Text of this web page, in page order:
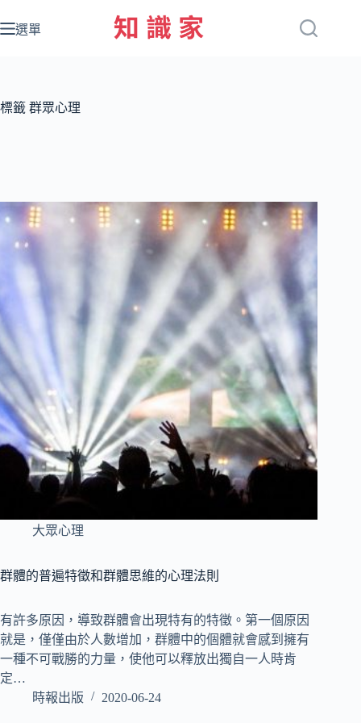
至
容
選單
標籤 群眾心理
大眾心理
群體的普遍特徵和群體思維的心理法則
有許多原因，導致群體會出現特有的特徵。第一個原因
就是，僅僅由於人數增加，群體中的個體就會感到擁有
一種不可戰勝的力量，使他可以釋放出獨自一人時肯
定…
時報出版
2020-06-24